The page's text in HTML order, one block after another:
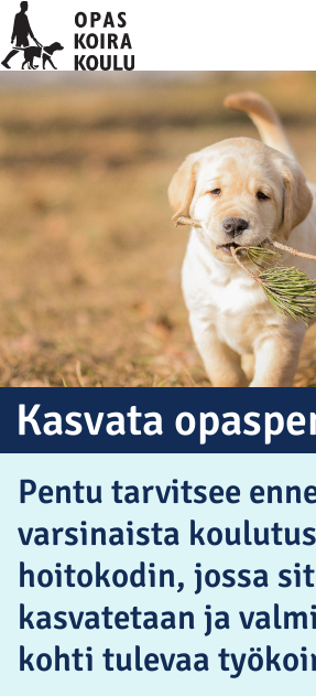
Kasvata
Pentu tarvitsee
varsinaista
hoitokodin, jossa
kasvatetaan ja
kohti tulevaa